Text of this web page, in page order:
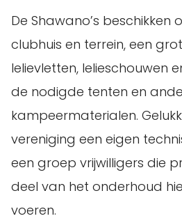
De Shawano’s beschikken
clubhuis en terrein, een
lelievletten, lelieschouwen
de nodigde tenten en
kampeermaterialen.
vereniging een eigen
een groep vrijwilligers die
deel van het onderhoud
voeren.